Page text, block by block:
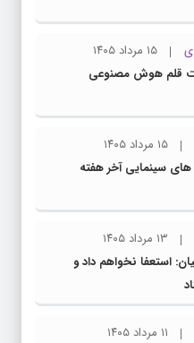
۱۵ مرداد ۱۴۰۵
قلم هوش مصنوعی
۱۵ مرداد ۱۴۰۵
سینمایی آخر هفته
۱۳ مرداد ۱۴۰۵
استعفا نخواهم داد و
۱۱ مرداد ۱۴۰۵